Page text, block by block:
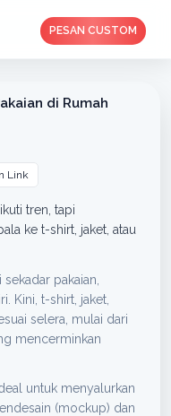
PESAN CUSTOM
di Rumah
Link
tren, tapi
ke t-shirt, jaket, atau
pakaian,
Kini, t-shirt, jaket,
selera, mulai dari
mencerminkan
untuk menyalurkan
(mockup) dan